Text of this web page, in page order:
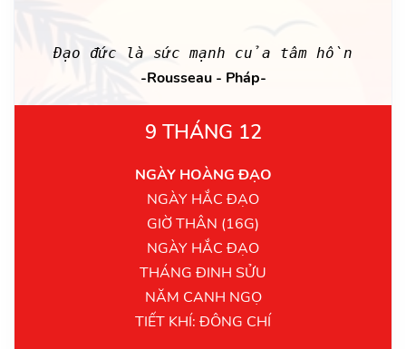
Đạo đức là sức mạnh của tâm hồn
-Rousseau - Pháp-
9 THÁNG 12
NGÀY HOÀNG ĐẠO
NGÀY HẮC ĐẠO
GIỜ THÂN (16G)
NGÀY HẮC ĐẠO
THÁNG ĐINH SỬU
NĂM CANH NGỌ
TIẾT KHÍ: ĐÔNG CHÍ